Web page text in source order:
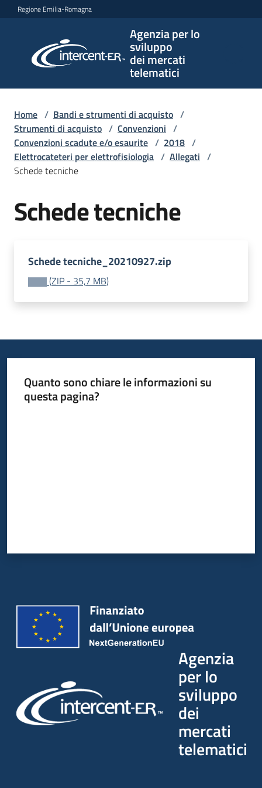
Vai al contenuto
Vai alla navigazione
Vai al footer
Regione Emilia-Romagna
Agenzia per lo
sviluppo
dei mercati
telematici
per lo
sviluppo
telematici
L'Agenzia
Bandi
acquisto
telematiche
Home / Bandi e strumenti di acquisto /
Strumenti di acquisto / Convenzioni /
Convenzioni scadute e/o esaurite / 2018 /
Elettrocateteri per elettrofisiologia / Allegati /
Schede tecniche
Schede tecniche
Schede tecniche_20210927.zip
(ZIP - 35,7 MB)
Quanto sono chiare le informazioni su
questa pagina?
Agenzia
per lo
sviluppo
dei
mercati
telematici